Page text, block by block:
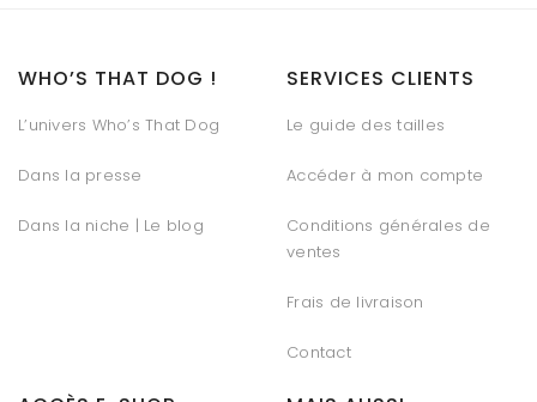
WHO’S THAT DOG !
L’univers Who’s That Dog
Dans la presse
Dans la niche | Le blog
SERVICES CLIENTS
Le guide des tailles
Accéder à mon compte
Conditions générales de
ventes
Frais de livraison
Contact